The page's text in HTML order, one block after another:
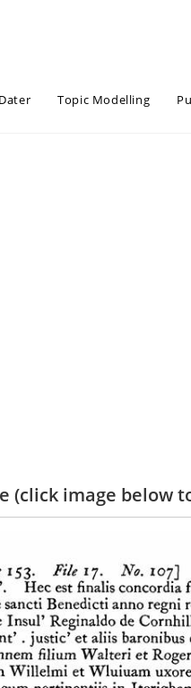
Dater Topic Modelling
(click image below